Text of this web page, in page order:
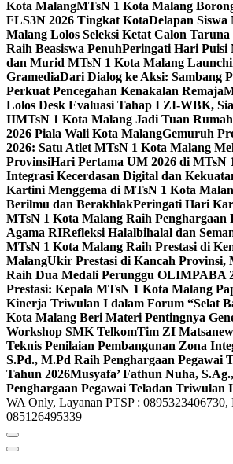
Kota MalangMTsN 1 Kota Malang
FLS3N 2026 Tingkat KotaDelapan Siswa
Malang Lolos Seleksi Ketat Calon
Raih Beasiswa PenuhPeringati Hari Puisi
dan Murid MTsN 1 Kota Malang
GramediaDari Dialog ke Aksi: Sambang
Perkuat Pencegahan Kenakalan Remaja
Lolos Desk Evaluasi Tahap I ZI-WBK,
IIMTsN 1 Kota Malang Jadi Tuan
2026 Piala Wali Kota MalangGemuruh
2026: Satu Atlet MTsN 1 Kota Malang
ProvinsiHari Pertama UM 2026 di MTsN
Integrasi Kecerdasan Digital dan
Kartini Menggema di MTsN 1 Kota
Berilmu dan BerakhlakPeringati Hari
MTsN 1 Kota Malang Raih
Agama RIRefleksi Halalbihalal dan
MTsN 1 Kota Malang Raih Prestasi di
MalangUkir Prestasi di Kancah Provinsi,
Raih Dua Medali Perunggu OLIMPABA
Prestasi: Kepala MTsN 1 Kota Malang
Kinerja Triwulan I dalam Forum “Selat
Kota Malang Beri Materi Pentingnya
Workshop SMK TelkomTim ZI
Teknis Penilaian Pembangunan Zona
S.Pd., M.Pd Raih Penghargaan Pegawai
Tahun 2026Musyafa’ Fathun Nuha,
Penghargaan Pegawai Teladan Triwulan
WA Only, Layanan PTSP : 0895323406730,
085126495339